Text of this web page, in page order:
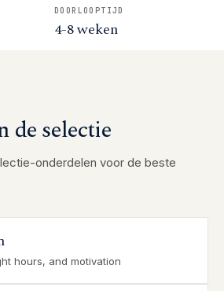
DOORLOOPTIJD
4-8 weken
de selectie
onderdelen voor de beste
hours, and motivation